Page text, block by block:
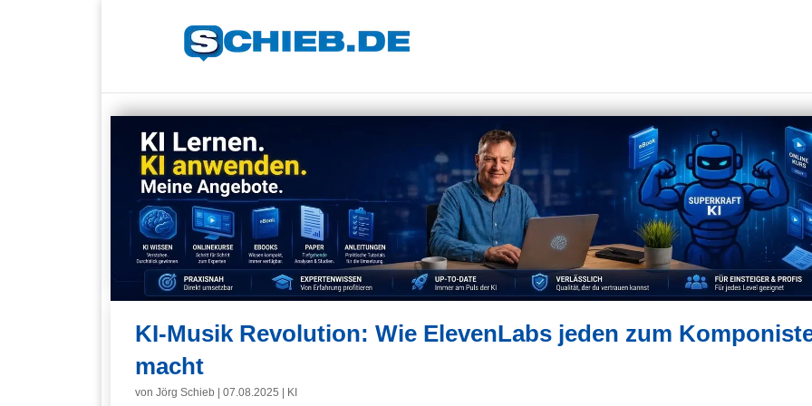
KI-Musik Revolution: Wie ElevenLabs jeden zum
macht
von Jörg Schieb 07.08.2025 KI